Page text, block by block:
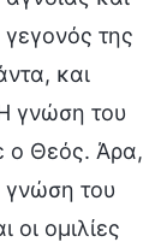
της
και
γνώση του
ο Θεός. Άρα,
γνώση του
ομιλίες